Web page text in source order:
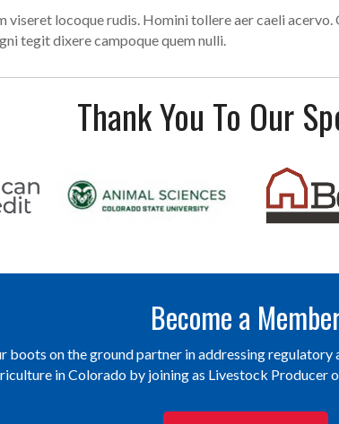
viseret locoque rudis. Homini tollere aer caeli
tegit dixere campoque quem nulli.
Thank You To Our
Become a
on the ground partner in addressing
in Colorado by joining as Livestock Producer